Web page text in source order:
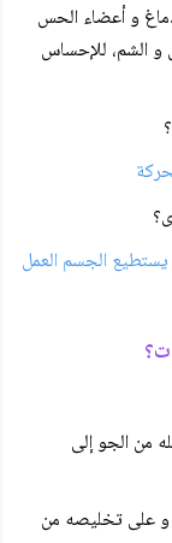
و أعضاء الحس
و الشم، للإحساس
الجسم العمل
من الجو إلى
و على تخليصه من